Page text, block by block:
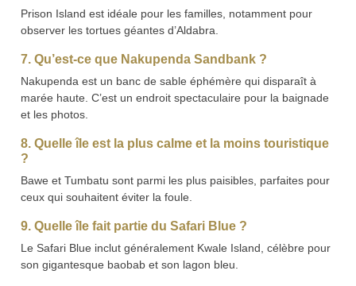
Prison Island est idéale pour les familles, notamment pour
observer les tortues géantes d’Aldabra.
7. Qu’est-ce que Nakupenda Sandbank ?
Nakupenda est un banc de sable éphémère qui disparaît à
marée haute. C’est un endroit spectaculaire pour la baignade
et les photos.
8. Quelle île est la plus calme et la moins touristique
?
Bawe et Tumbatu sont parmi les plus paisibles, parfaites pour
ceux qui souhaitent éviter la foule.
9. Quelle île fait partie du Safari Blue ?
Le Safari Blue inclut généralement Kwale Island, célèbre pour
son gigantesque baobab et son lagon bleu.